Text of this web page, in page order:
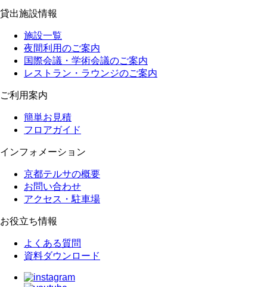
貸出施設情報
施設一覧
夜間利用のご案内
国際会議・学術会議のご案内
レストラン・ラウンジのご案内
ご利用案内
簡単お見積
フロアガイド
インフォメーション
京都テルサの概要
お問い合わせ
アクセス・駐車場
お役立ち情報
よくある質問
資料ダウンロード